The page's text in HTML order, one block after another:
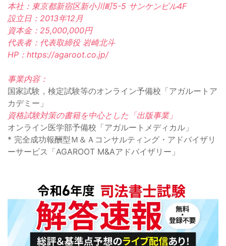
本社：東京都新宿区新小川町5-5 サンケンビル4F
設立日：2013年12月
資本金：25,000,000円
代表者：代表取締役 岩崎北斗
HP：https://agaroot.co.jp/
事業内容：
国家試験，検定試験等のオンライン予備校「アガルートア
カデミー」
資格試験対策の書籍を中心とした「出版事業」
オンライン医学部予備校「アガルートメディカル」
* 完全成功報酬型Ｍ＆Ａコンサルティング・アドバイザリ
ーサービス「AGAROOT M&Aアドバイザリー」